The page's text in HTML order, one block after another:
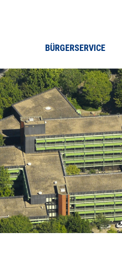
BÜRGERSERVICE